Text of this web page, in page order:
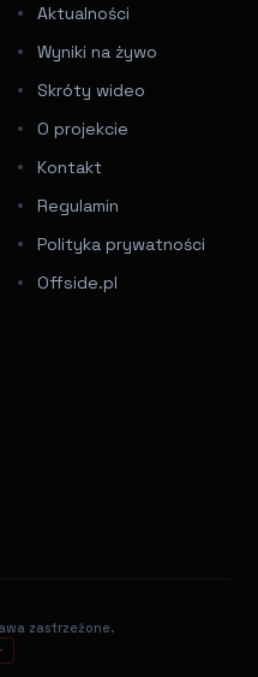
Aktualności
Wyniki na żywo
Skróty wideo
O projekcie
Kontakt
Regulamin
Polityka prywatności
Offside.pl
zastrzeżone.